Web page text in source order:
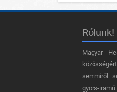
Rólunk!
Magyar
semmiről
gyors-